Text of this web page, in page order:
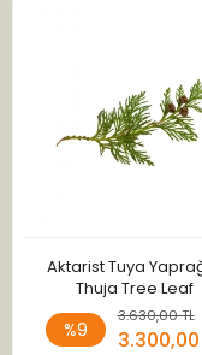
Aktarist Tuya
Thuja Tree Leaf
%9
3.630,00 TL
3.300,00